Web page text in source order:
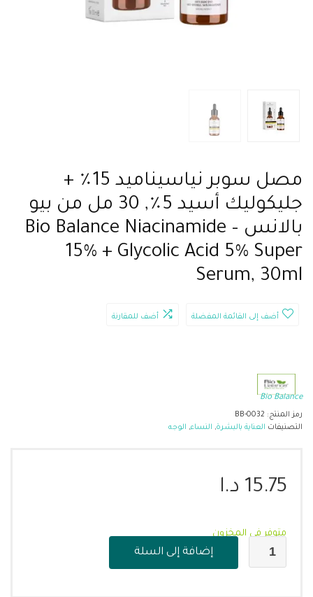
مصل سوبر نياسيناميد 15٪ +
جليكوليك أسيد 5٪, 30 مل من بيو
بالانس – Bio Balance Niacinamide
15% + Glycolic Acid 5% Super
Serum, 30ml
أضف إلى القائمة المفضلة أضف للمقارنة
Bio Balance
رمز المنتج: BB-0032
التصنيفات العناية بالبشرة, النساء, الوجه
15.75 د.ا
متوفر في المخزون
إضافة إلى السلة